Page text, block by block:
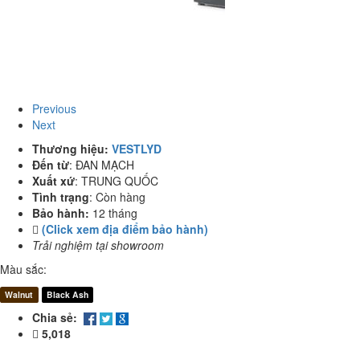
Previous
Next
Thương hiệu: VESTLYD
Đến từ: ĐAN MẠCH
Xuất xứ: TRUNG QUỐC
Tình trạng: Còn hàng
Bảo hành: 12 tháng
(Click xem địa điểm bảo hành)
Trải nghiệm tại showroom
Màu sắc:
Walnut Black Ash
Chia sẻ:
5,018